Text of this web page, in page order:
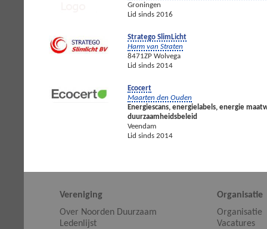
Groningen
Lid sinds 2016
Stratego SlimLicht
Harm van Straten
8471ZP Wolvega
Lid sinds 2014
Ecocert
Maarten den Ouden
Energiescans, energielabels, energie
duurzaamheidsbeleid
Veendam
Lid sinds 2014
Vereniging
Over Noorden Duurzaam
Ledenlijst
Organisatie
Organisatie
Vacatures